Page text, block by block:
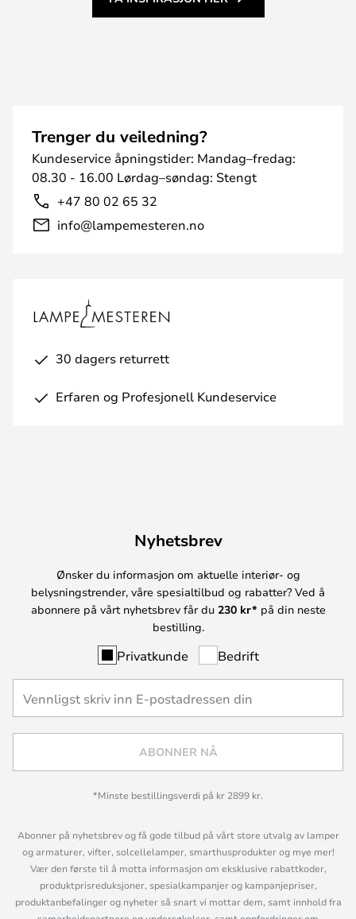
Trenger du veiledning?
Kundeservice åpningstider: Mandag–fredag:
08.30 - 16.00 Lørdag–søndag: Stengt
+47 80 02 65 32
info@lampemesteren.no
30 dagers returrett
Erfaren og Profesjonell Kundeservice
Nyhetsbrev
Ønsker du informasjon om aktuelle interiør- og
belysningstrender, våre spesialtilbud og rabatter? Ved å
abonnere på vårt nyhetsbrev får du 230 kr* på din neste
bestilling.
Privatkunde Bedrift
ABONNER NÅ
*Minste bestillingsverdi på kr 2899 kr.
Abonner på nyhetsbrev og få gode tilbud på vårt store utvalg av lamper
og armaturer, vifter, solcellelamper, smarthusprodukter og mye mer!
Vær den første til å motta informasjon om eksklusive rabattkoder,
produktprisreduksjoner, spesialkampanjer og kampanjepriser,
produktanbefalinger og nyheter så snart vi mottar dem, samt innhold fra